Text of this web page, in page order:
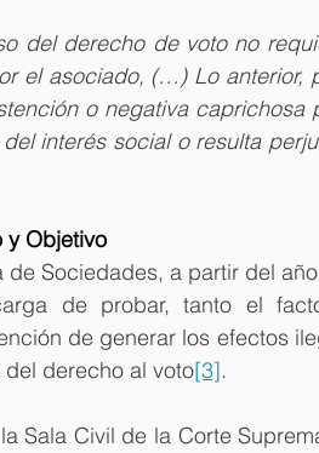
del derecho de voto no
el asociado, (…) Lo anterior,
o negativa
interés social o resulta
y Objetivo
de Sociedades, a partir del
de probar, tanto el
de generar los efectos
derecho al voto[3].
Sala Civil de la Corte